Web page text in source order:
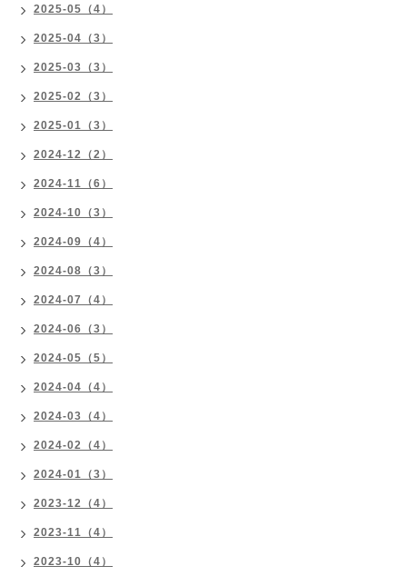
2025-05（4）
2025-04（3）
2025-03（3）
2025-02（3）
2025-01（3）
2024-12（2）
2024-11（6）
2024-10（3）
2024-09（4）
2024-08（3）
2024-07（4）
2024-06（3）
2024-05（5）
2024-04（4）
2024-03（4）
2024-02（4）
2024-01（3）
2023-12（4）
2023-11（4）
2023-10（4）